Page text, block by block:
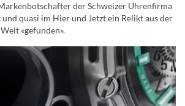
der Schweizer Uhrenfirma
quasi im Hier und Jetzt ein Relikt aus der
«gefunden».